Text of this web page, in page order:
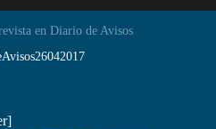
en Diario de Avisos